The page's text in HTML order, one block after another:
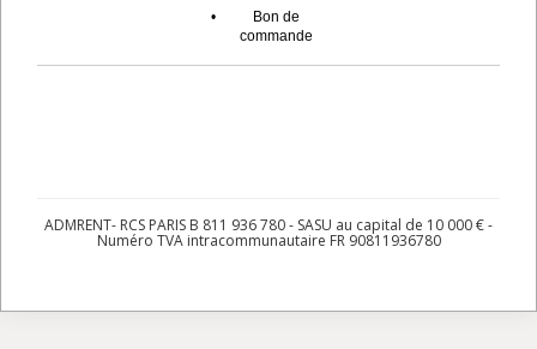
•
Bon de
commande
ADMRENT- RCS PARIS B 811 936 780 - SASU au capital de 10 000 € -
Numéro TVA intracommunautaire FR 90811936780